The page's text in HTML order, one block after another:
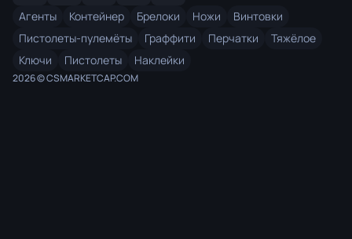
Агенты Контейнер Брелоки Ножи
Винтовки
Пистолеты-пулемёты
Граффити Перчатки
Тяжёлое
Ключи
Пистолеты Наклейки
2026 © CSMARKETCAP.COM